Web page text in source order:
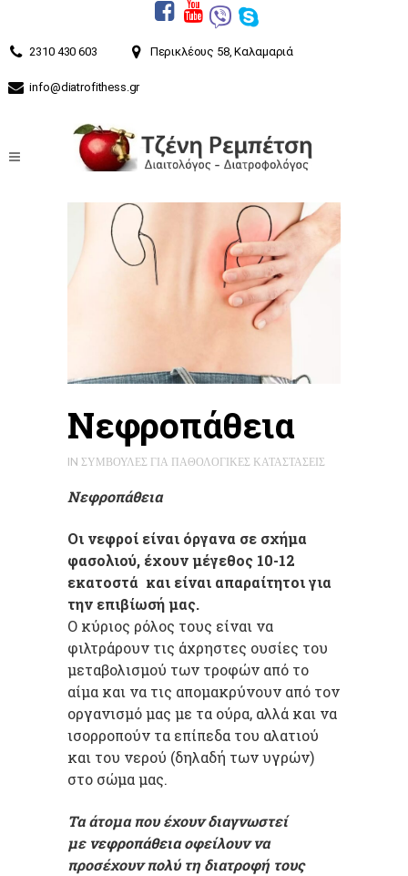
2310 430 603 Περικλέους 58, Καλαμαριά
info@diatrofithess.gr
Νεφροπάθεια
IN ΣΥΜΒΟΥΛΈΣ ΓΙΑ ΠΑΘΟΛΟΓΙΚΈΣ ΚΑΤΑΣΤΆΣΕΙΣ
Νεφροπάθεια
Οι νεφροί είναι όργανα σε σχήμα
φασολιού, έχουν μέγεθος 10-12
εκατοστά και είναι απαραίτητοι για
την επιβίωσή μας.
Ο κύριος ρόλος τους είναι να
φιλτράρουν τις άχρηστες ουσίες του
μεταβολισμού των τροφών από το
αίμα και να τις απομακρύνουν από τον
οργανισμό μας με τα ούρα, αλλά και να
ισορροπούν τα επίπεδα του αλατιού
και του νερού (δηλαδή των υγρών)
στο σώμα μας.
Τα άτομα που έχουν διαγνωστεί
με νεφροπάθειαοφείλουν να
προσέχουν πολύ τη διατροφή τους